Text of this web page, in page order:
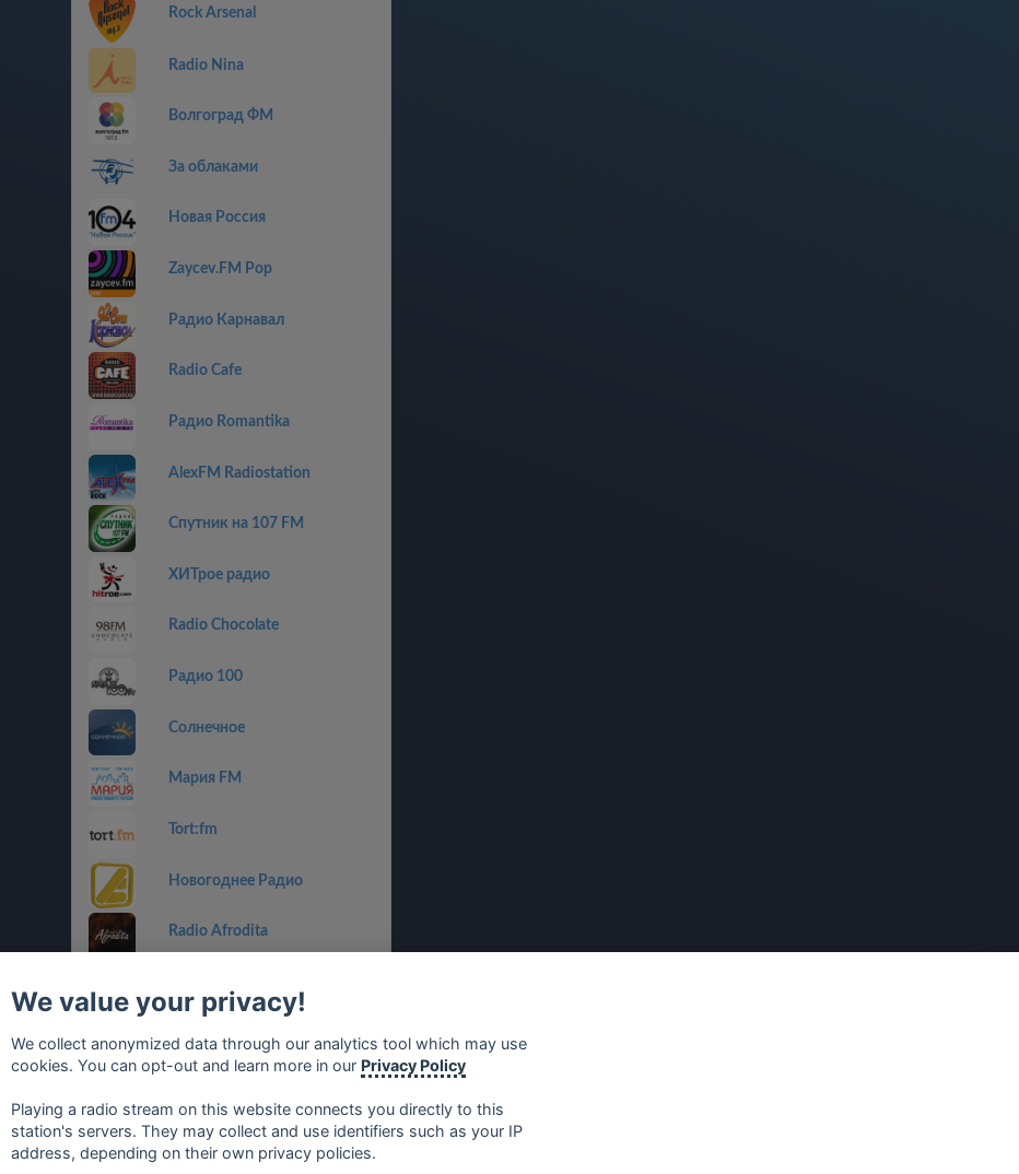
Rock Arsenal
Radio Nina
Волгоград ФМ
За облаками
Новая Россия
Zaycev.FM Pop
Радио Карнавал
Radio Cafe
Радио Romantika
AlexFM Radiostation
Спутник на 107 FM
ХИТрое радио
Radio Chocolate
Радио 100
Солнечное
Мария FM
Tort:fm
Новогоднее Радио
Radio Afrodita
We value your privacy!
We collect anonymized data through our analytics tool which may use
cookies. You can opt-out and learn more in our Privacy Policy
Playing a radio stream on this website connects you directly to this
station's servers. They may collect and use identifiers such as your IP
address, depending on their own privacy policies.